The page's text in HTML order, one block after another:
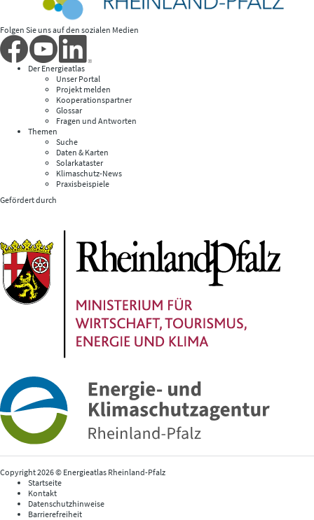
Folgen Sie uns auf den sozialen Medien
Der Energieatlas
Unser Portal
Projekt melden
Kooperationspartner
Glossar
Fragen und Antworten
Themen
Suche
Daten & Karten
Solarkataster
Klimaschutz-News
Praxisbeispiele
Gefördert durch
Copyright 2026 © Energieatlas Rheinland-Pfalz
Startseite
Kontakt
Datenschutzhinweise
Barrierefreiheit